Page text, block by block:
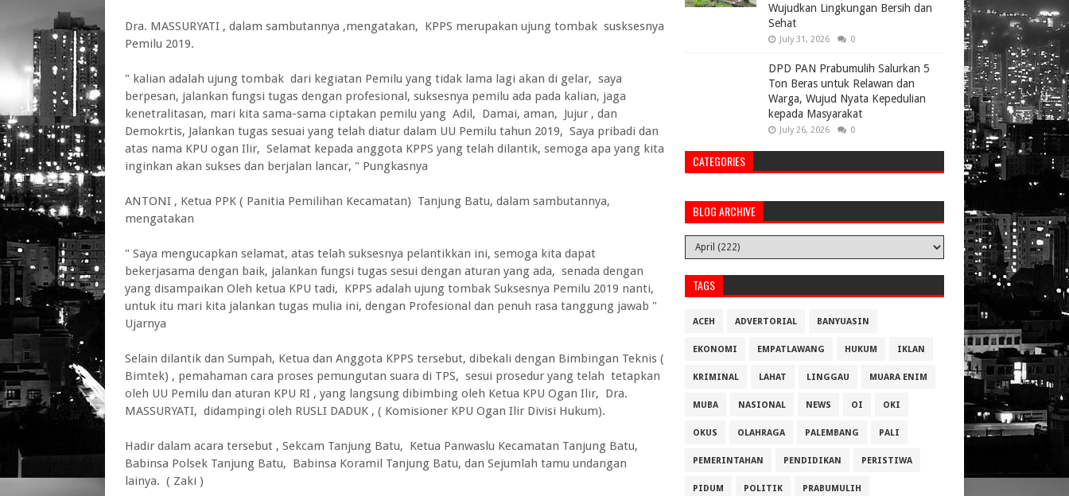
Dra. MASSURYATI , dalam sambutannya ,mengatakan, KPPS merupakan ujung tombak susksesnya
Pemilu 2019.
" kalian adalah ujung tombak dari kegiatan Pemilu yang tidak lama lagi akan di gelar, saya
berpesan, jalankan fungsi tugas dengan profesional, suksesnya pemilu ada pada kalian, jaga
kenetralitasan, mari kita sama-sama ciptakan pemilu yang Adil, Damai, aman, Jujur , dan
Demokrtis, Jalankan tugas sesuai yang telah diatur dalam UU Pemilu tahun 2019, Saya pribadi dan
atas nama KPU ogan Ilir, Selamat kepada anggota KPPS yang telah dilantik, semoga apa yang kita
inginkan akan sukses dan berjalan lancar, " Pungkasnya
ANTONI , Ketua PPK ( Panitia Pemilihan Kecamatan) Tanjung Batu, dalam sambutannya,
mengatakan
" Saya mengucapkan selamat, atas telah suksesnya pelantikkan ini, semoga kita dapat
bekerjasama dengan baik, jalankan fungsi tugas sesui dengan aturan yang ada, senada dengan
yang disampaikan Oleh ketua KPU tadi, KPPS adalah ujung tombak Suksesnya Pemilu 2019 nanti,
untuk itu mari kita jalankan tugas mulia ini, dengan Profesional dan penuh rasa tanggung jawab "
Ujarnya
Selain dilantik dan Sumpah, Ketua dan Anggota KPPS tersebut, dibekali dengan Bimbingan Teknis (
Bimtek) , pemahaman cara proses pemungutan suara di TPS, sesui prosedur yang telah tetapkan
oleh UU Pemilu dan aturan KPU RI , yang langsung dibimbing oleh Ketua KPU Ogan Ilir, Dra.
MASSURYATI, didampingi oleh RUSLI DADUK , ( Komisioner KPU Ogan Ilir Divisi Hukum).
Hadir dalam acara tersebut , Sekcam Tanjung Batu, Ketua Panwaslu Kecamatan Tanjung Batu,
Babinsa Polsek Tanjung Batu, Babinsa Koramil Tanjung Batu, dan Sejumlah tamu undangan
lainya. ( Zaki )
Wujudkan Lingkungan Bersih dan
Sehat
July 31, 2026 0
DPD PAN Prabumulih Salurkan 5
Ton Beras untuk Relawan dan
Warga, Wujud Nyata Kepedulian
kepada Masyarakat
July 26, 2026 0
CATEGORIES
BLOG ARCHIVE
TAGS
ACEH ADVERTORIAL BANYUASIN
EKONOMI EMPATLAWANG HUKUM IKLAN
KRIMINAL LAHAT LINGGAU MUARA ENIM
MUBA NASIONAL NEWS OI OKI
OKUS OLAHRAGA PALEMBANG PALI
PEMERINTAHAN PENDIDIKAN PERISTIWA
PIDUM POLITIK PRABUMULIH